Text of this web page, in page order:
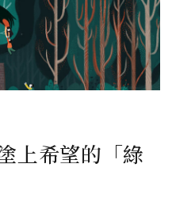
上希望的「綠